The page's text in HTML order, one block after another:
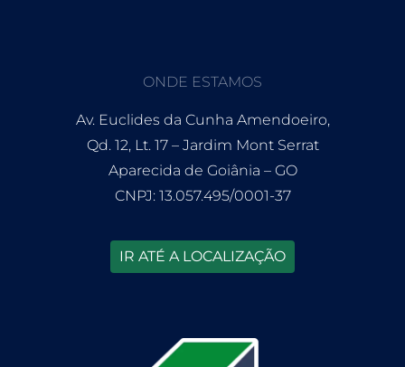
ONDE ESTAMOS
Av. Euclides da Cunha Amendoeiro,
Qd. 12, Lt. 17 – Jardim Mont Serrat
Aparecida de Goiânia – GO
CNPJ: 13.057.495/0001-37
IR ATÉ A LOCALIZAÇÃO